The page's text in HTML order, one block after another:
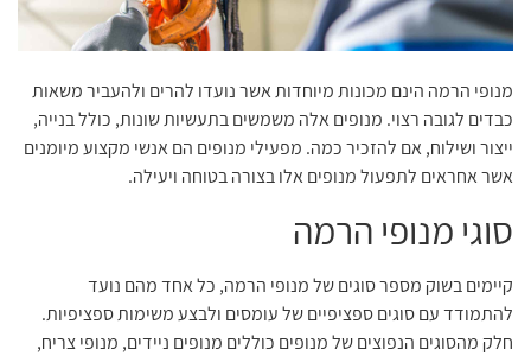
מנופי הרמה הינם מכונות מיוחדות אשר נועדו להרים ולהעביר משאות
כבדים לגובה רצוי. מנופים אלה משמשים בתעשיות שונות, כולל בנייה,
ייצור ושילוח, אם להזכיר כמה. מפעילי מנופים הם אנשי מקצוע מיומנים
אשר אחראים לתפעול מנופים אלו בצורה בטוחה ויעילה.
סוגי מנופי הרמה
קיימים בשוק מספר סוגים של מנופי הרמה, כל אחד מהם נועד
להתמודד עם סוגים ספציפיים של עומסים ולבצע משימות ספציפיות.
חלק מהסוגים הנפוצים של מנופים כוללים מנופים ניידים, מנופי צריח,